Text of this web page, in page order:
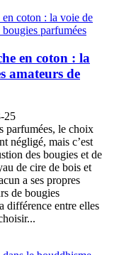
en coton : la
amateurs de
25
parfumées, le choix
négligé, mais c’est
des bougies et de
de cire de bois et
a ses propres
de bougies
différence entre elles